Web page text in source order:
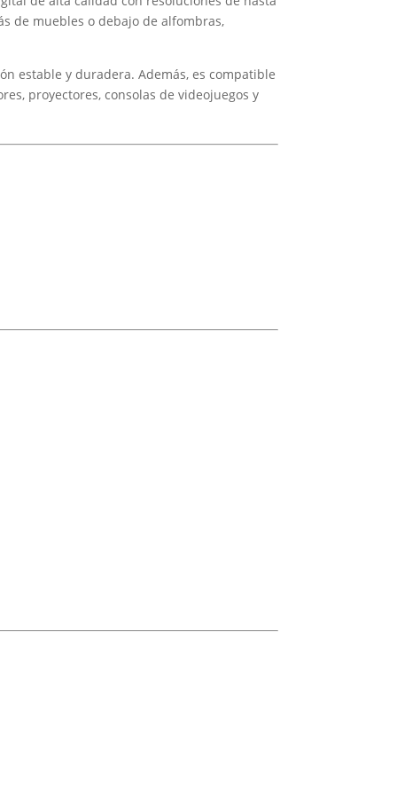
de muebles o debajo de alfombras,
estable y duradera. Además, es compatible
proyectores, consolas de videojuegos y